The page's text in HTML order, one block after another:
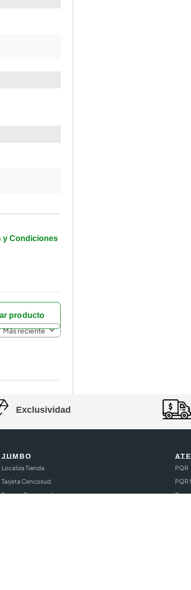
y Condiciones
producto
Más reciente
Exclusividad
JUMBO
Localiza Tienda
Tarjeta Cencosud
Puntos Cencosud
PQR
PQR